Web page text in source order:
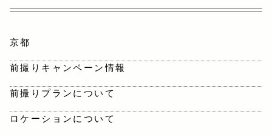
京都
前撮りキャンペーン情報
前撮りプランについて
ロケーションについて